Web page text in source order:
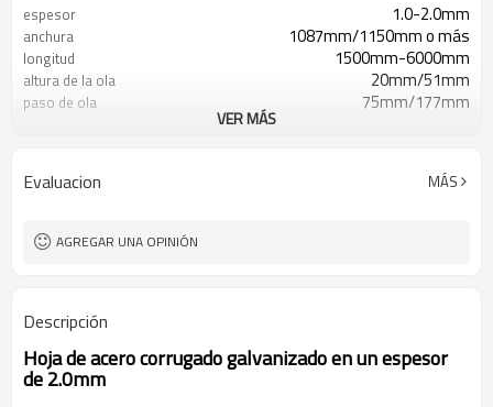
espesor 1.0-2.0mm
anchura 1087mm/1150mm o más
longitud 1500mm-6000mm
altura de la ola 20mm/51mm
paso de ola 75mm/177mm
VER MÁS
Evaluacion MÁS
AGREGAR UNA OPINIÓN
Descripción
Hoja de acero corrugado galvanizado en un espesor
de 2.0mm